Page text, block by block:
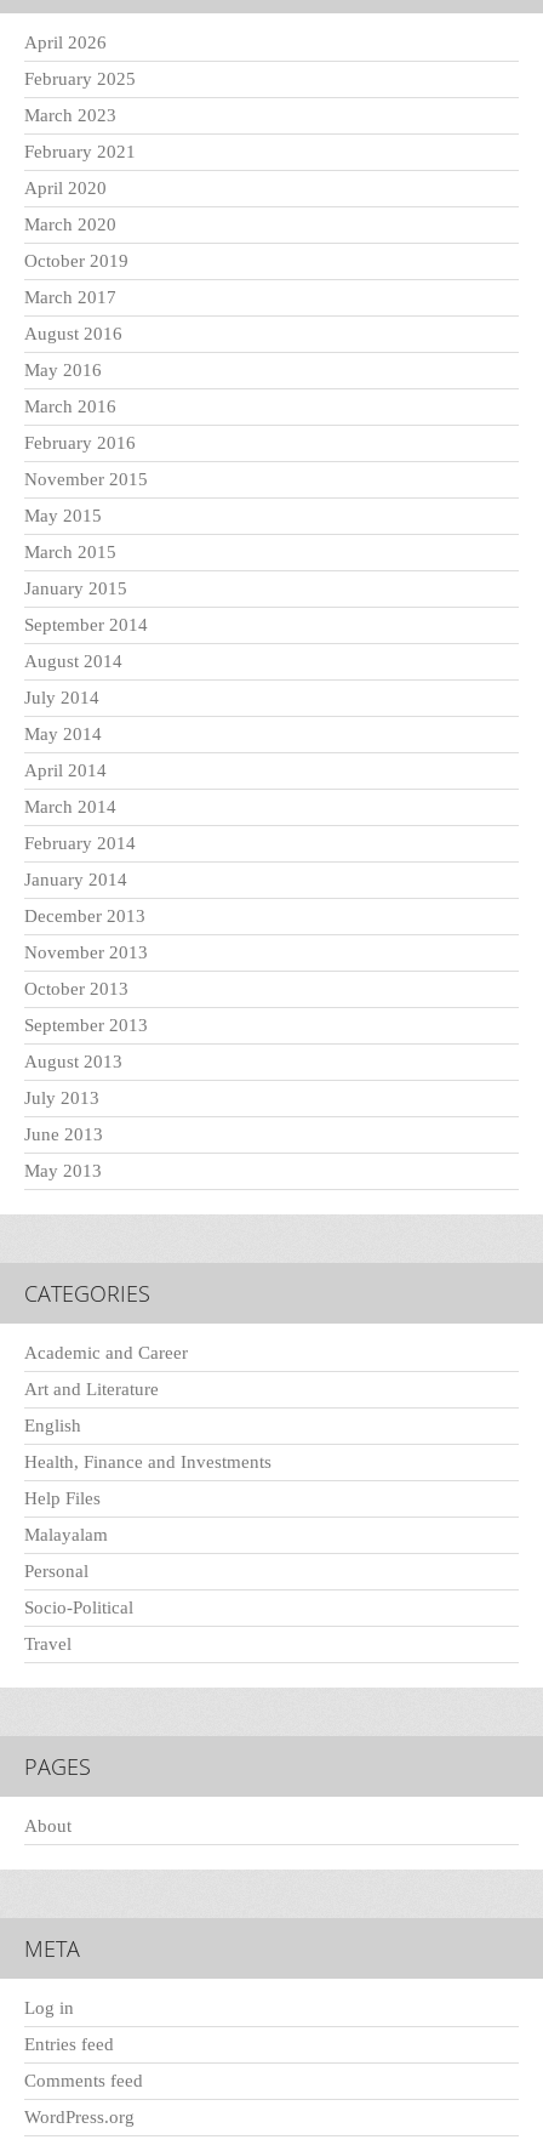
April 2026
February 2025
March 2023
February 2021
April 2020
March 2020
October 2019
March 2017
August 2016
May 2016
March 2016
February 2016
November 2015
May 2015
March 2015
January 2015
September 2014
August 2014
July 2014
May 2014
April 2014
March 2014
February 2014
January 2014
December 2013
November 2013
October 2013
September 2013
August 2013
July 2013
June 2013
May 2013
CATEGORIES
Academic and Career
Art and Literature
English
Health, Finance and Investments
Help Files
Malayalam
Personal
Socio-Political
Travel
PAGES
About
META
Log in
Entries feed
Comments feed
WordPress.org